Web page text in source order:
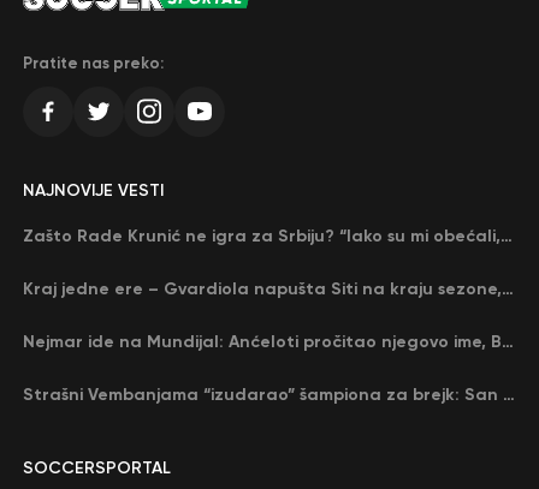
Pratite nas preko:
SOCCERSPORTAL
NAJNOVIJE VESTI
Zašto Rade Krunić ne igra za Srbiju? “Iako su mi obećali, niko me nije zvao…”
Kraj jedne ere – Gvardiola napušta Siti na kraju sezone, menja ga njegov nekadašnji rival
Nejmar ide na Mundijal: Anćeloti pročitao njegovo ime, Brazil u delirijumu (VIDEO)
Strašni Vembanjama “izudarao” šampiona za brejk: San Antonio poveo protiv Oklahome